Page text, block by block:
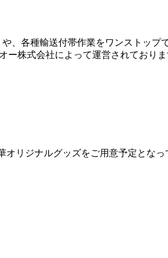
、各種輸送付帯作業をワンストップ
株式会社によって運営されておりま
リジナルグッズをご用意予定となっ